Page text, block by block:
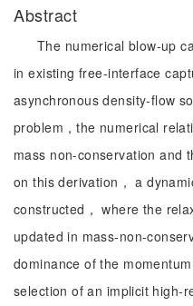
Abstract
The numerical blow-up
in existing free-interface
asynchronous density-flow
problem，the numerical
mass non-conservation and
on this derivation， a
constructed， where the
updated in mass-non-
dominance of the
selection of an implicit high-